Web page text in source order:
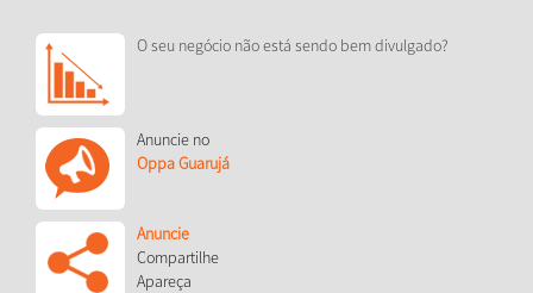
O seu negócio não está sendo bem divulgado?
Anuncie no
Oppa Guarujá
Anuncie
Compartilhe
Apareça